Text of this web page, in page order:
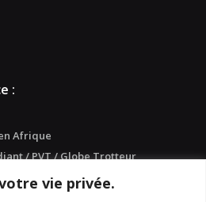
vie privée.
:
Afrique
/ PVT / Globe Trotteur
/ Séminaires